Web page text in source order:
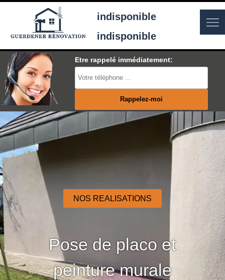
indisponible
indisponible
Etre rappelé immédiatement:
NOS REALISATIONS
Pose de placo et
peinture murale